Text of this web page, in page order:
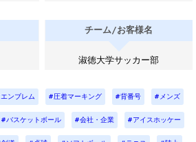
チーム/お客様名
淑徳大学サッカー部
エンブレム 圧着マーキング 背番号 メンズ
バスケットボール 会社・企業 アイスホッケー